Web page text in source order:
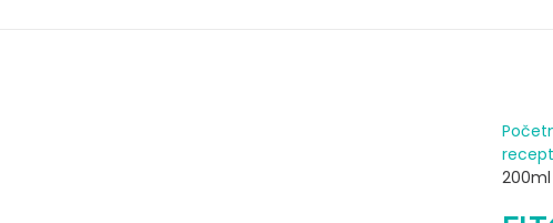
200ml